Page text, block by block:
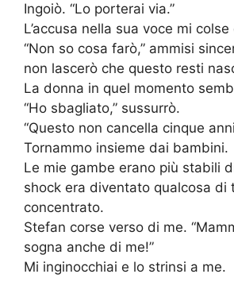
Ingoiò. “Lo porterai via.”
L’accusa nella sua voce mi
“Non so cosa farò,” ammisi
non lascerò che questo resti
La donna in quel momento
“Ho sbagliato,” sussurrò.
“Questo non cancella cinque
Tornammo insieme dai bambini.
Le mie gambe erano più stabili
shock era diventato qualcosa di
concentrato.
Stefan corse verso di me.
sogna anche di me!”
Mi inginocchiai e lo strinsi a me.